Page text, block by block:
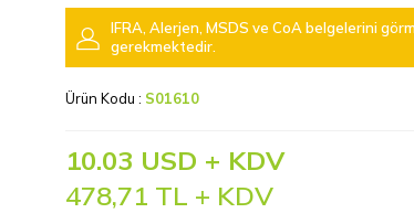
IFRA, Alerjen, MSDS ve CoA belgelerini
gerekmektedir.
Ürün Kodu : S01610
10.03 USD + KDV
478,71 TL + KDV